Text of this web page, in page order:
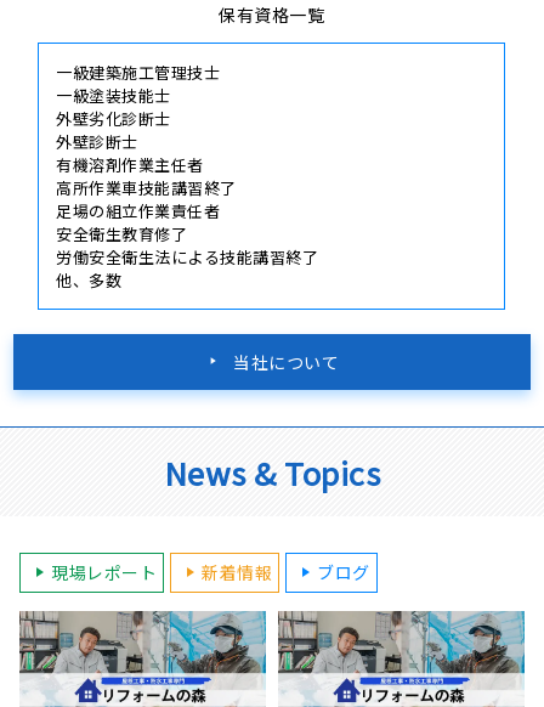
保有資格一覧
一級建築施工管理技士
一級塗装技能士
外壁劣化診断士
外壁診断士
有機溶剤作業主任者
高所作業車技能講習終了
足場の組立作業責任者
安全衛生教育修了
労働安全衛生法による技能講習終了
他、多数
当社について
News & Topics
現場レポート 新着情報 ブログ